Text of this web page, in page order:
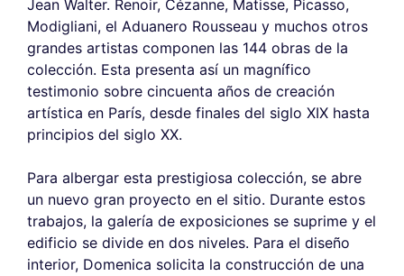
Jean Walter. Renoir, Cézanne, Matisse, Picasso,
Modigliani, el Aduanero Rousseau y muchos otros
grandes artistas componen las 144 obras de la
colección. Esta presenta así un magnífico
testimonio sobre cincuenta años de creación
artística en París, desde finales del siglo XIX hasta
principios del siglo XX.
Para albergar esta prestigiosa colección, se abre
un nuevo gran proyecto en el sitio. Durante estos
trabajos, la galería de exposiciones se suprime y el
edificio se divide en dos niveles. Para el diseño
interior, Domenica solicita la construcción de una